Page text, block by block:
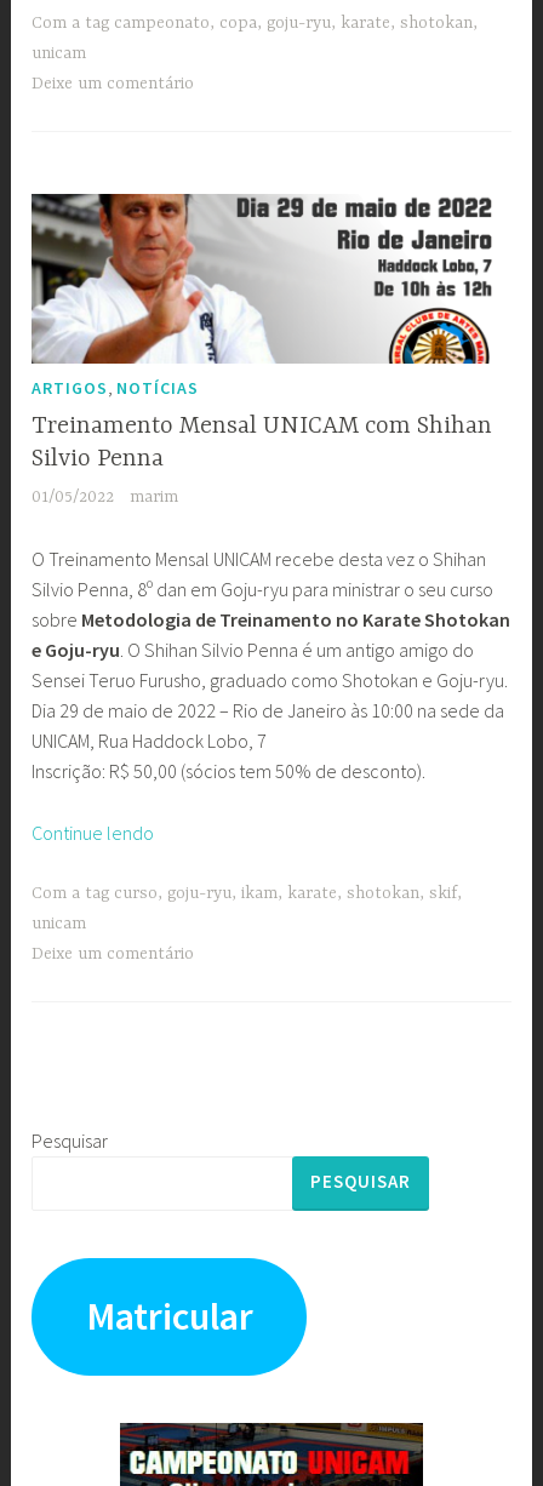
Com a tag campeonato, copa, goju-ryu, karate,shotokan,
unicam
Deixe um comentário
ARTIGOS NOTÍCIAS
Treinamento Mensal UNICAM com Shihan
Silvio Penna
01/05/2022 marim
O Treinamento Mensal UNICAM recebe desta vez o Shihan
Silvio Penna, 8º dan em Goju-ryu para ministrar o seu curso
sobre Metodologia de Treinamento no Karate Shotokan
e Goju-ryu . O Shihan Silvio Penna é um antigo amigo do
Sensei Teruo Furusho, graduado como Shotokan e Goju-ryu.
Dia 29 de maio de 2022 – Rio de Janeiro às 10:00 na sede da
UNICAM, Rua Haddock Lobo, 7
Inscrição: R$ 50,00 (sócios tem 50% de desconto).
Continue lendo
UNICAM
Shihan
Com a tag curso, goju-ryu,ikam, karate,shotokan,skif,
unicam
Deixe um comentário
Pesquisar
PESQUISAR
Matricular